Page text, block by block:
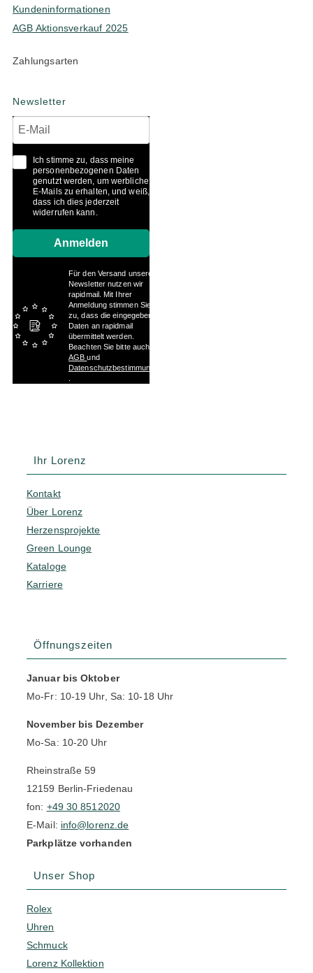
Kundeninformationen
AGB Aktionsverkauf 2025
Zahlungsarten
Newsletter
Ich stimme zu, dass meine
personenbezogenen Daten
genutzt werden, um werbliche
E-Mails zu erhalten, und weiß,
dass ich dies jederzeit
widerrufen kann.
Anmelden
Für den Versand unserer
Newsletter nutzen wir
rapidmail. Mit Ihrer
Anmeldung stimmen Sie
zu, dass die eingegebenen
Daten an rapidmail
übermittelt werden.
Beachten Sie bitte auch die
AGBund
Datenschutzbestimmungen
Ihr Lorenz
Kontakt
Über Lorenz
Herzensprojekte
Green Lounge
Kataloge
Karriere
Öffnungszeiten
Januar bis Oktober
Mo-Fr: 10-19 Uhr, Sa: 10-18 Uhr
November bis Dezember
Mo-Sa: 10-20 Uhr
Rheinstraße 59
12159 Berlin-Friedenau
fon: +49 30 8512020
E-Mail: info@lorenz.de
Parkplätze vorhanden
Unser Shop
Rolex
Uhren
Schmuck
Lorenz Kollektion